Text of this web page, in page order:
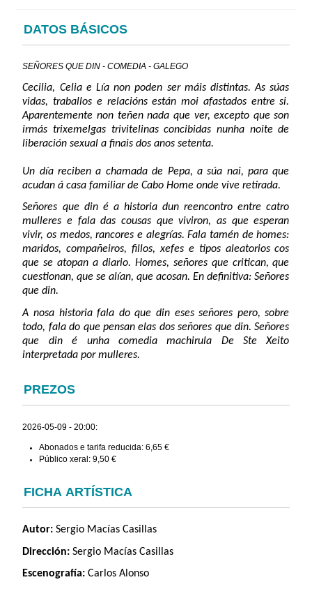
DATOS BÁSICOS
SEÑORES QUE DIN - COMEDIA - GALEGO
Cecilia, Celia e Lía non poden ser máis distintas. As súas
vidas, traballos e relacións están moi afastados entre si.
Aparentemente non teñen nada que ver, excepto que son
irmás trixemelgas trivitelinas concibidas nunha noite de
liberación sexual a finais dos anos setenta.
Un día reciben a chamada de Pepa, a súa nai, para que
acudan á casa familiar de Cabo Home onde vive retirada.
Señores que din é a historia dun reencontro entre catro
mulleres e fala das cousas que viviron, as que esperan
vivir, os medos, rancores e alegrías. Fala tamén de homes:
maridos, compañeiros, fillos, xefes e tipos aleatorios cos
que se atopan a diario. Homes, señores que critican, que
cuestionan, que se alían, que acosan. En definitiva: Señores
que din.
A nosa historia fala do que din eses señores pero, sobre
todo, fala do que pensan elas dos señores que din. Señores
que din é unha comedia machirula De Ste Xeito
interpretada por mulleres.
PREZOS
2026-05-09 - 20:00:
Abonados e tarifa reducida: 6,65 €
Público xeral: 9,50 €
FICHA ARTÍSTICA
Autor:Sergio Macías Casillas
Dirección:Sergio Macías Casillas
Escenografía:Carlos Alonso